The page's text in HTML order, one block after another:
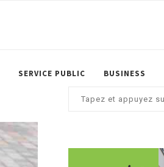
SERVICE PUBLIC BUSINESS